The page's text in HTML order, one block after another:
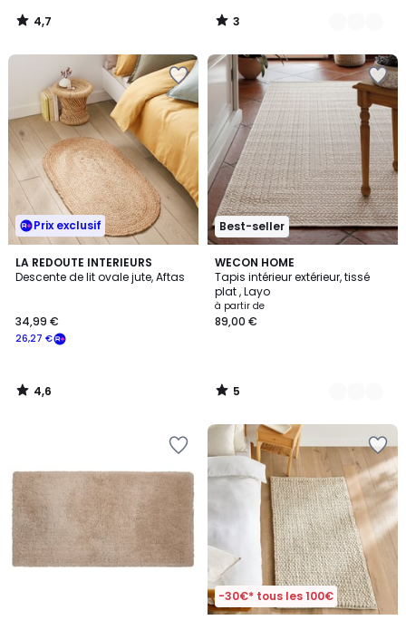
notre
programme
place
22,24
€.
4,7
/
3
/
Prix exclusif
LA REDOUTE INTERIEURS
Descente de lit ovale jute, Aftas
26,27 €
34,99 €
4,6
/ 5
4,6
/
Best-seller
WECON HOME
Tapis intérieur extérieur, tissé
plat , Layo
à partir de
89,00 €
5
/
5
2
Couleurs
5
/
-30€* tous les 100€